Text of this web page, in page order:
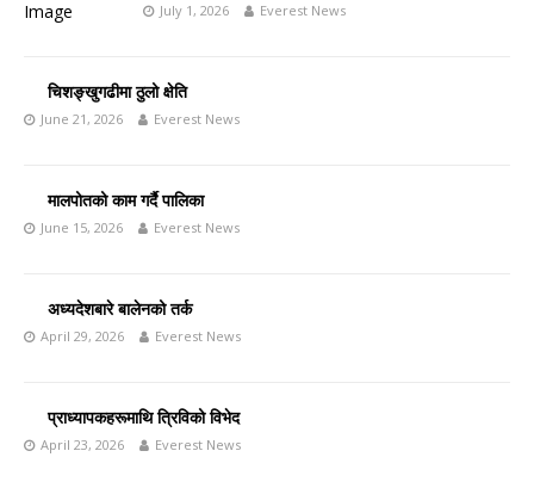
July 1, 2026 Everest News
चिशङ्खुगढीमा ठुलो क्षेति
June 21, 2026 Everest News
मालपोतको काम गर्दै पालिका
June 15, 2026 Everest News
अध्यदेशबारे बालेनको तर्क
April 29, 2026 Everest News
प्राध्यापकहरूमाथि त्रिविको विभेद
April 23, 2026 Everest News